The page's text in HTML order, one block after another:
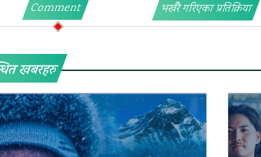
Comment भर्खरै गरिएका प्रतिक्रिया
खबरहरु